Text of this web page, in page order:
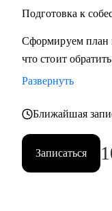
Подготовка к
Сформируем план
что стоит
Развернуть
Ближайшая
Записаться